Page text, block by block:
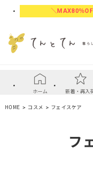
＼MAX80％
ホーム 新着・再入
HOME コスメ フェイスケア
フ